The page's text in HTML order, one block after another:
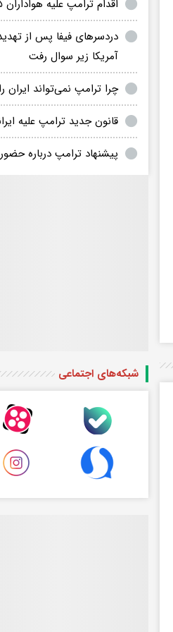
اقدام ترامپ علیه هواداران ۵ کشور در جام جهانی؛ برای سفر به آمریکا ۱۵ هزار دلار بدهید
دردسرهای فیفا پس از
آمریکا زیر سوال رفت
چرا ترامپ نمی‌تواند ایران
قانون جدید ترامپ علیه ایرانی‌ ها؛
پیشنهاد ترامپ درباره حضور
شبکه‌های اجتماعی